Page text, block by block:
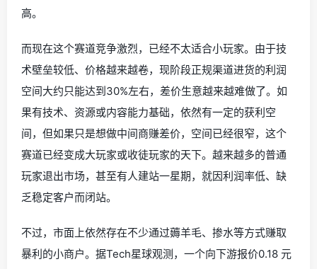
高。
而现在这个赛道竞争激烈，已经不太适合小玩家。由于技
术壁垒较低、价格越来越卷，现阶段正规渠道进货的利润
空间大约只能达到30%左右，差价生意越来越难做了。如
果有技术、资源或内容能力基础，依然有一定的获利空
间，但如果只是想做中间商赚差价，空间已经很窄，这个
赛道已经变成大玩家或收徒玩家的天下。越来越多的普通
玩家退出市场，甚至有人建站一星期，就因利润率低、缺
乏稳定客户而闭站。
不过，市面上依然存在不少通过薅羊毛、掺水等方式赚取
暴利的小商户。据Tech星球观测，一个向下游报价0.18 元